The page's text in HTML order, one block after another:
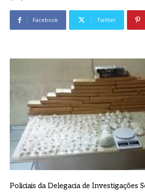
Facebook Twitter
Policiais da Delegacia de Investigações